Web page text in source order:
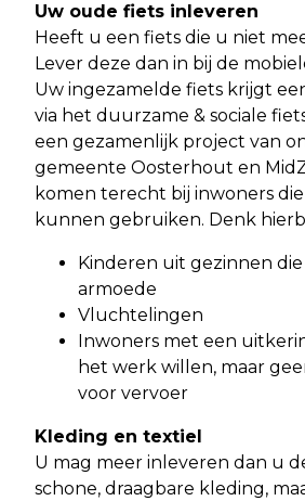
Uw oude fiets inleveren
Heeft u een fiets die u niet
Lever deze dan in bij de
Uw ingezamelde fiets krijgt
via het duurzame & sociale
een gezamenlijk project van
gemeente Oosterhout en
komen terecht bij inwoners
kunnen gebruiken. Denk
Kinderen uit gezinnen
armoede
Vluchtelingen
Inwoners met een
het werk willen, maar
voor vervoer
Kleding en textiel
U mag meer inleveren dan u
schone, draagbare kleding,